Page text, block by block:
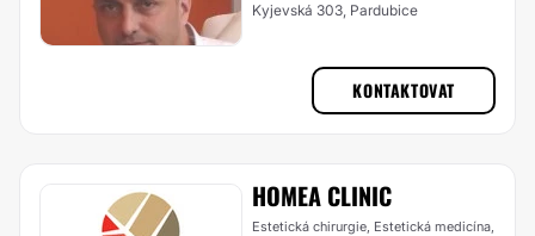
Kyjevská 303, Pardubice
KONTAKTOVAT
HOMEA CLINIC
Estetická chirurgie, Estetická medicína,